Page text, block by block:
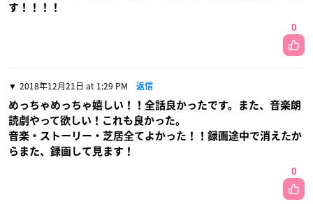
す！！！！
0
2018年12月21日 at 1:29 PM 返信
めっちゃめっちゃ嬉しい！！全話良かったです。また、音楽朗
読劇やって欲しい！これも良かった。
音楽・ストーリー・芝居全てよかった！！録画途中で消えたか
らまた、録画して見ます！
0